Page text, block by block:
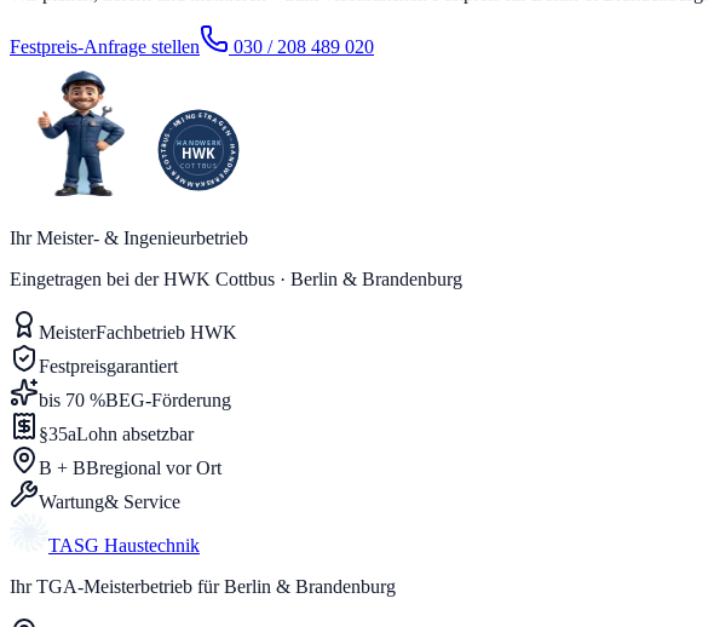
Festpreis-Anfrage stellen 030 / 208 489 020
Ihr Meister- & Ingenieurbetrieb
Eingetragen bei der HWK Cottbus · Berlin & Brandenburg
MeisterFachbetrieb HWK
Festpreisgarantiert
bis 70 %BEG-Förderung
§35aLohn absetzbar
B + BBregional vor Ort
Wartung& Service
TASG Haustechnik
Ihr TGA-Meisterbetrieb für Berlin & Brandenburg